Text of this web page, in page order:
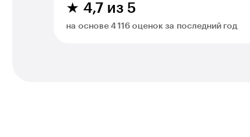
★ 4,7 из 5
на основе 4 116 оценок за последний год